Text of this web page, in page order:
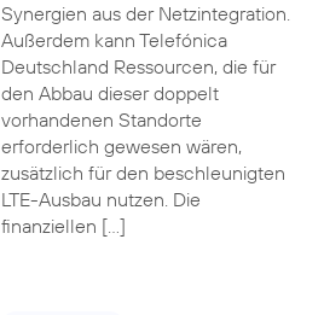
Synergien aus der Netzintegration.
Außerdem kann Telefónica
Deutschland Ressourcen, die für
den Abbau dieser doppelt
vorhandenen Standorte
erforderlich gewesen wären,
zusätzlich für den beschleunigten
LTE-Ausbau nutzen. Die
finanziellen […]